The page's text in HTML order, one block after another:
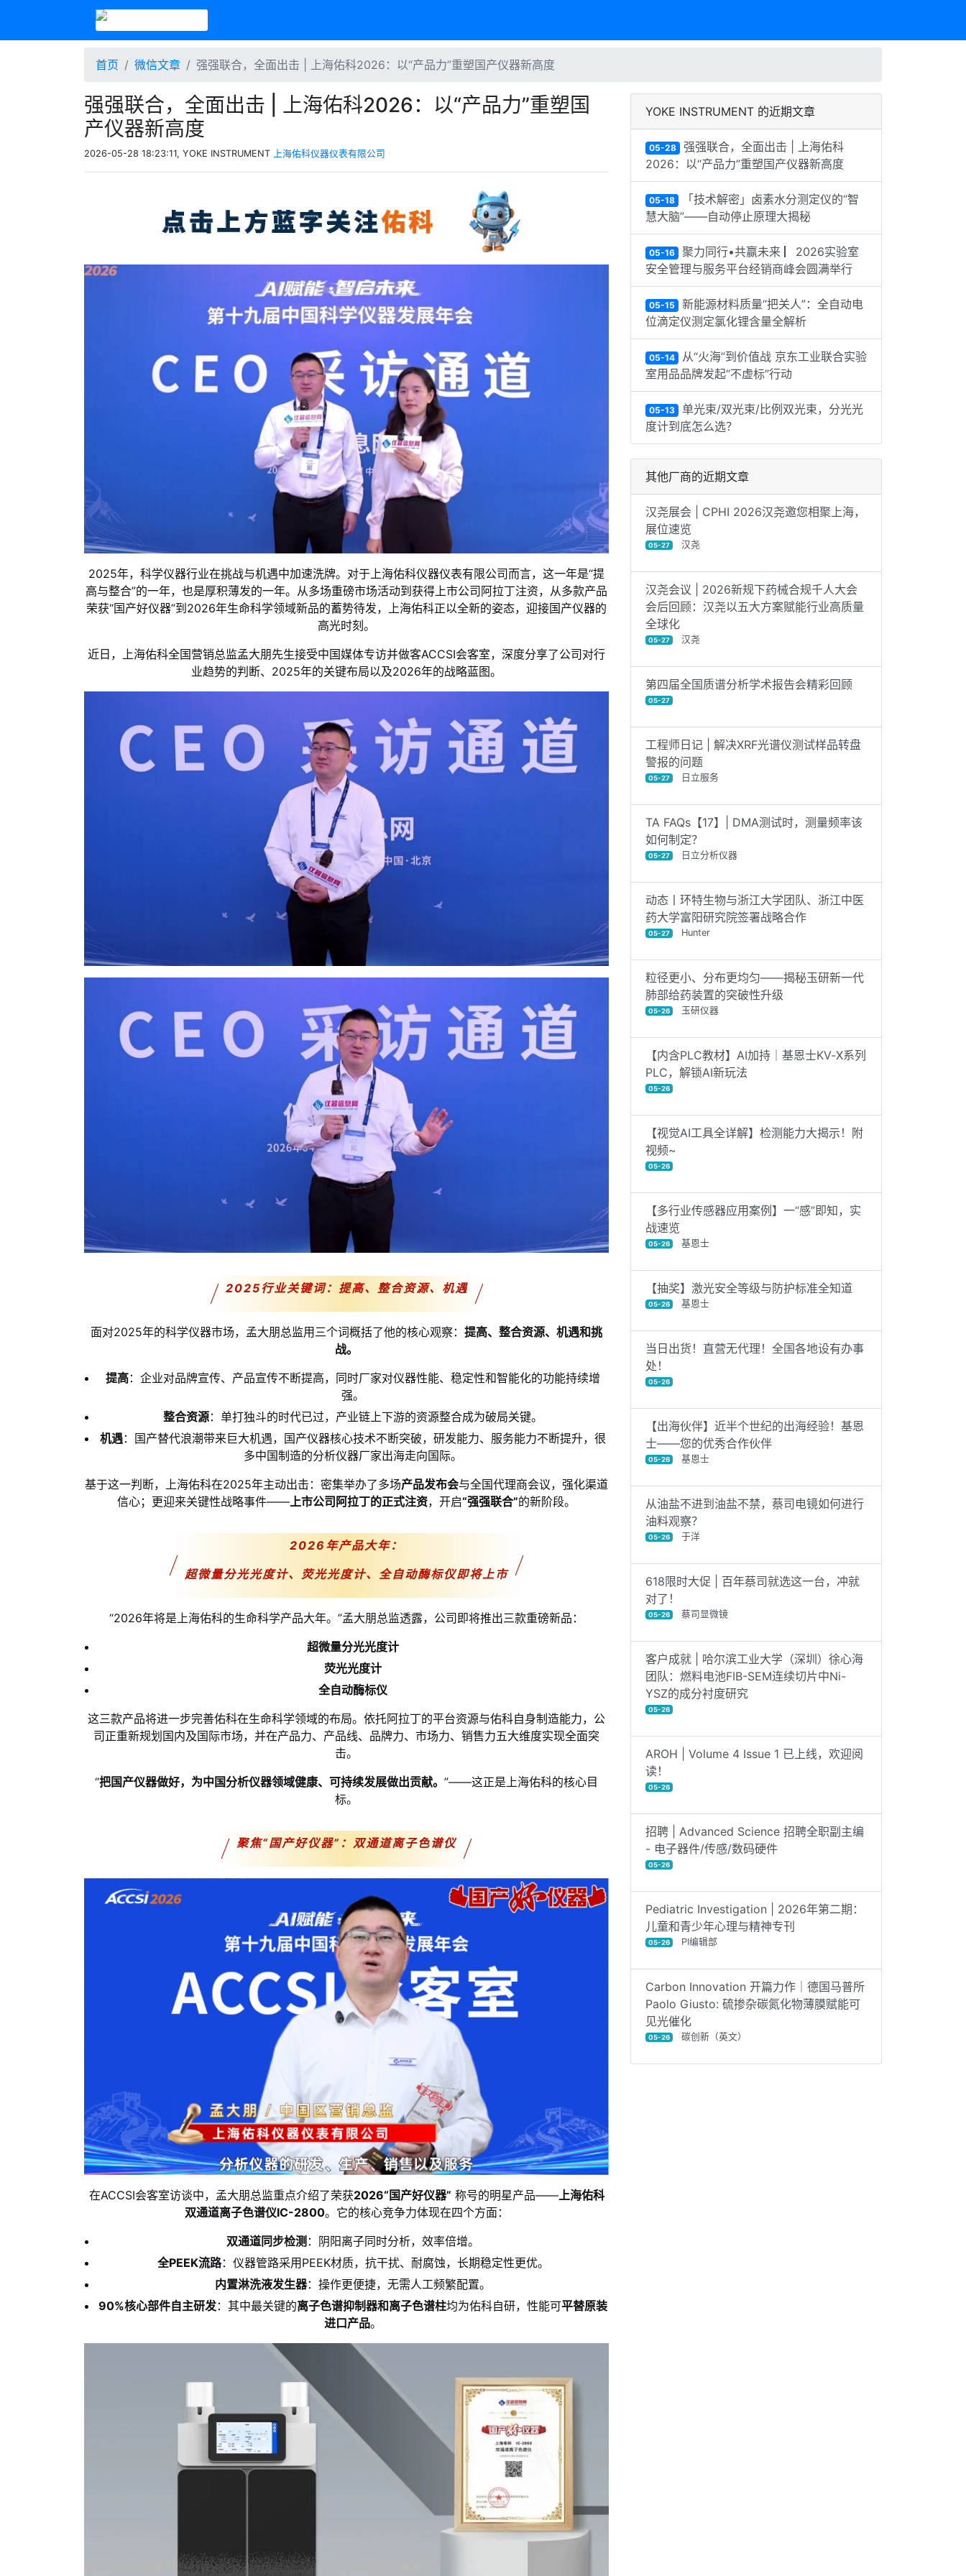
首页 微信文章 强强联合，全面出击 | 上海佑科2026：以“产品力”重塑国产仪器新高度
强强联合，全面出击 | 上海佑科2026：以“产品力”重塑国
产仪器新高度
2026-05-28 18:23:11, YOKE INSTRUMENT 上海佑科仪器仪表有限公司
2025年，科学仪器行业在挑战与机遇中加速洗牌。对于上海佑科仪器仪表有限公司而言，这一年是“提
高与整合”的一年，也是厚积薄发的一年。从多场重磅市场活动到获得上市公司阿拉丁注资，从多款产品
荣获“国产好仪器”到2026年生命科学领域新品的蓄势待发，上海佑科正以全新的姿态，迎接国产仪器的
高光时刻。
近日，上海佑科全国营销总监孟大朋先生接受中国媒体专访并做客ACCSI会客室，深度分享了公司对行
业趋势的判断、2025年的关键布局以及2026年的战略蓝图。
2025行业关键词：提高、整合资源、机遇
面对2025年的科学仪器市场，孟大朋总监用三个词概括了他的核心观察： 提高、整合资源、机遇和挑
战。
提高：企业对品牌宣传、产品宣传不断提高，同时厂家对仪器性能、稳定性和智能化的功能持续增
强。
整合资源：单打独斗的时代已过，产业链上下游的资源整合成为破局关键。
机遇：国产替代浪潮带来巨大机遇，国产仪器核心技术不断突破，研发能力、服务能力不断提升，很
多中国制造的分析仪器厂家出海走向国际。
基于这一判断，上海佑科在2025年主动出击：密集举办了多场产品发布会与全国代理商会议，强化渠道
信心；更迎来关键性战略事件——上市公司阿拉丁的正式注资，开启“强强联合”的新阶段。
2026年产品大年：
超微量分光光度计、荧光光度计、全自动酶标仪即将上市
“2026年将是上海佑科的生命科学产品大年。”孟大朋总监透露，公司即将推出三款重磅新品：
超微量分光光度计
荧光光度计
全自动酶标仪
这三款产品将进一步完善佑科在生命科学领域的布局。依托阿拉丁的平台资源与佑科自身制造能力，公
司正重新规划国内及国际市场，并在产品力、产品线、品牌力、市场力、销售力五大维度实现全面突
击。
“把国产仪器做好，为中国分析仪器领域健康、可持续发展做出贡献。 ”——这正是上海佑科的核心目
标。
聚焦“国产好仪器”：双通道离子色谱仪
在ACCSI会客室访谈中，孟大朋总监重点介绍了荣获2026“国产好仪器” 称号的明星产品——上海佑科
双通道离子色谱仪IC-2800。它的核心竞争力体现在四个方面：
双通道同步检测 ：阴阳离子同时分析，效率倍增。
全PEEK流路：仪器管路采用PEEK材质，抗干扰、耐腐蚀，长期稳定性更优。
内置淋洗液发生器：操作更便捷，无需人工频繁配置。
90%核心部件自主研发：其中最关键的离子色谱抑制器和离子色谱柱均为佑科自研，性能可平替原装
进口产品。
YOKE INSTRUMENT 的近期文章
05-28 强强联合，全面出击 | 上海佑科
2026：以“产品力”重塑国产仪器新高度
05-18 「技术解密」卤素水分测定仪的“智
慧大脑”——自动停止原理大揭秘
05-16 聚力同行•共赢未来 ▏2026实验室
安全管理与服务平台经销商峰会圆满举行
05-15 新能源材料质量“把关人”：全自动电
位滴定仪测定氯化锂含量全解析
05-14 从“火海”到价值战 京东工业联合实验
室用品品牌发起“不虚标”行动
05-13 单光束/双光束/比例双光束，分光光
度计到底怎么选？
其他厂商的近期文章
汉尧展会 | CPHI 2026汉尧邀您相聚上海，
展位速览
05-27 汉尧
汉尧会议 | 2026新规下药械合规千人大会
会后回顾：汉尧以五大方案赋能行业高质量
全球化‌
05-27 汉尧
第四届全国质谱分析学术报告会精彩回顾
05-27
工程师日记 | 解决XRF光谱仪测试样品转盘
警报的问题
05-27 日立服务
TA FAQs【17】| DMA测试时，测量频率该
如何制定？
05-27 日立分析仪器
动态丨环特生物与浙江大学团队、浙江中医
药大学富阳研究院签署战略合作
05-27 Hunter
粒径更小、分布更均匀——揭秘玉研新一代
肺部给药装置的突破性升级
05-26 玉研仪器
【内含PLC教材】AI加持｜基恩士KV‑X系列
PLC，解锁AI新玩法
05-26
【视觉AI工具全详解】检测能力大揭示！附
视频~
05-26
【多行业传感器应用案例】一“感”即知，实
战速览
05-26 基恩士
【抽奖】激光安全等级与防护标准全知道
05-26 基恩士
当日出货！直营无代理！全国各地设有办事
处！
05-26
【出海伙伴】近半个世纪的出海经验！基恩
士——您的优秀合作伙伴
05-26 基恩士
从油盐不进到油盐不禁，蔡司电镜如何进行
油料观察？
05-26 于洋
618限时大促 | 百年蔡司就选这一台，冲就
对了！
05-26 蔡司显微镜
客户成就 | 哈尔滨工业大学（深圳）徐心海
团队：燃料电池FIB-SEM连续切片中Ni-
YSZ的成分衬度研究
05-26
AROH | Volume 4 Issue 1 已上线，欢迎阅
读！
05-26
招聘 | Advanced Science 招聘全职副主编
- 电子器件/传感/数码硬件
05-26
Pediatric Investigation | 2026年第二期：
儿童和青少年心理与精神专刊
05-26 PI编辑部
Carbon Innovation 开篇力作｜德国马普所
Paolo Giusto: 硫掺杂碳氮化物薄膜赋能可
见光催化
05-26 碳创新（英文）